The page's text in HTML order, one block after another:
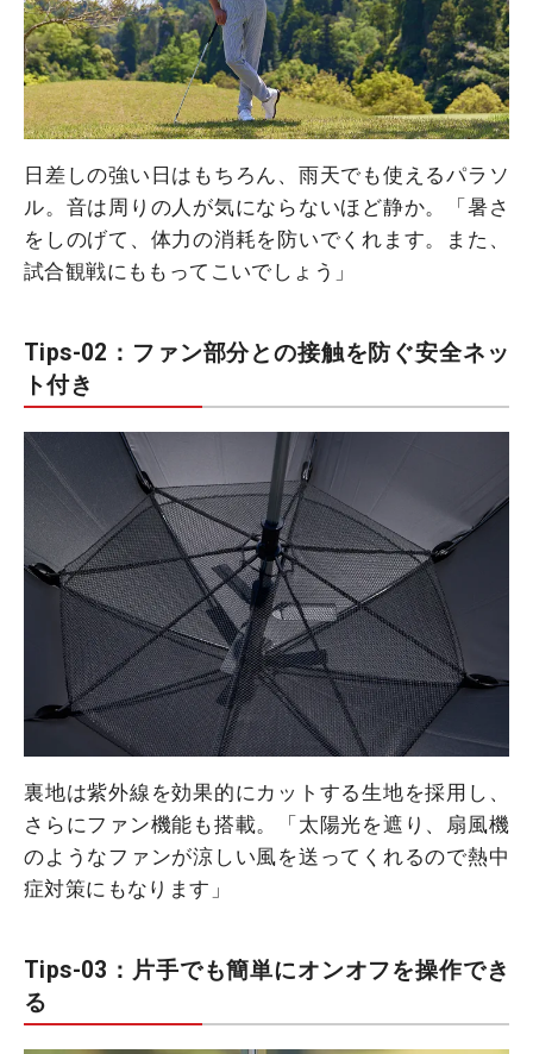
日差しの強い日はもちろん、雨天でも使えるパラソ
ル。音は周りの人が気にならないほど静か。「暑さ
をしのげて、体力の消耗を防いでくれます。また、
試合観戦にももってこいでしょう」
Tips-02：ファン部分との接触を防ぐ安全ネッ
ト付き
裏地は紫外線を効果的にカットする生地を採用し、
さらにファン機能も搭載。「太陽光を遮り、扇風機
のようなファンが涼しい風を送ってくれるので熱中
症対策にもなります」
Tips-03：片手でも簡単にオンオフを操作でき
る